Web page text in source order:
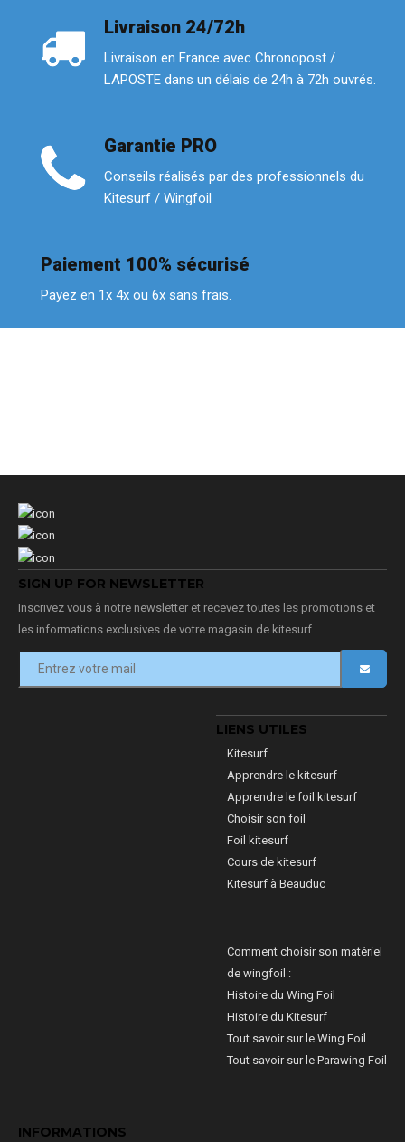
Livraison 24/72h
Livraison en France avec Chronopost /
LAPOSTE dans un délais de 24h à 72h ouvrés.
Garantie PRO
Conseils réalisés par des professionnels du
Kitesurf / Wingfoil
Paiement 100% sécurisé
Payez en 1x 4x ou 6x sans frais.
SIGN UP FOR NEWSLETTER
Inscrivez vous à notre newsletter et recevez toutes les promotions et
les informations exclusives de votre magasin de kitesurf
LIENS UTILES
Kitesurf
Apprendre le kitesurf
Apprendre le foil kitesurf
Choisir son foil
Foil kitesurf
Cours de kitesurf
Kitesurf à Beauduc
Comment choisir son matériel
de wingfoil :
Histoire du Wing Foil
Histoire du Kitesurf
Tout savoir sur le Wing Foil
Tout savoir sur le Parawing Foil
INFORMATIONS